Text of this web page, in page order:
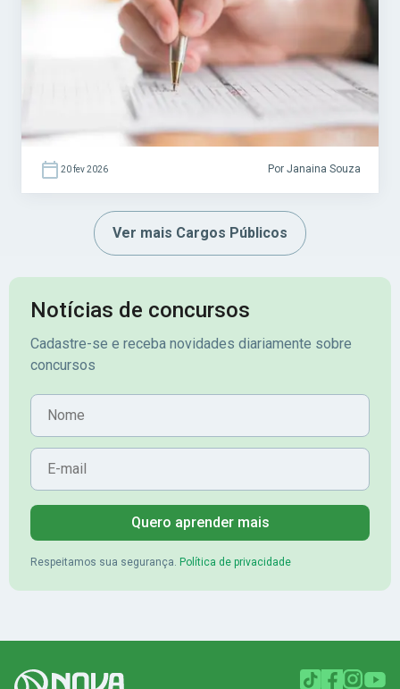
especialmente em Centros de Referência de
Assistência Social (CRAS) e em projetos
ligados ao SUAS (Sistema Único de
Assistência Social). Acesse agora o […]
20 fev 2026 Por Janaina Souza
Ver mais Cargos Públicos
Notícias de concursos
Cadastre-se e receba novidades diariamente sobre
concursos
Nome
E-mail
Quero aprender mais
Respeitamos sua segurança. Política de privacidade